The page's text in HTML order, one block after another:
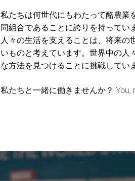
私たちは何世代にもわたって酪農業
同組合であることに誇りを持って
人々の生活を支えることは、将来の
いものと考えています。世界中の人
な方法を見つけることに挑戦してい
私たちと一緒に働きませんか？ You,